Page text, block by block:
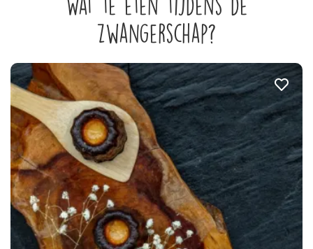
Wat te eten tijdens de
zwangerschap?